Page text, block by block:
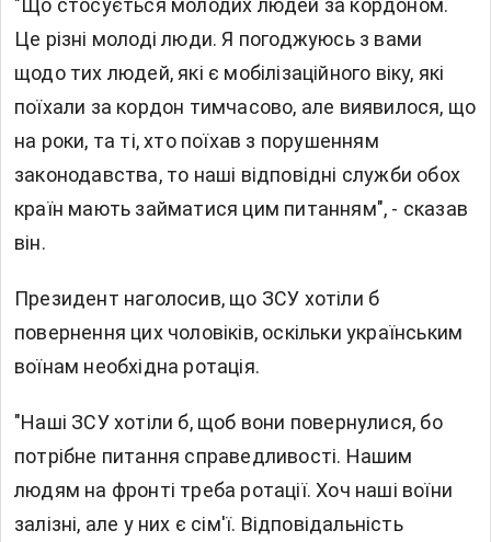
Це різні молоді люди. Я погоджуюсь з вами
щодо тих людей, які є мобілізаційного віку, які
поїхали за кордон тимчасово, але виявилося, що
на роки, та ті, хто поїхав з порушенням
законодавства, то наші відповідні служби обох
країн мають займатися цим питанням", - сказав
він.
Президент наголосив, що ЗСУ хотіли б
повернення цих чоловіків, оскільки українським
воїнам необхідна ротація.
"Наші ЗСУ хотіли б, щоб вони повернулися, бо
потрібне питання справедливості. Нашим
людям на фронті треба ротації. Хоч наші воїни
залізні, але у них є сім'ї. Відповідальність